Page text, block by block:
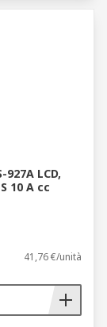
LCD,
10 A cc
41,76 €/unità